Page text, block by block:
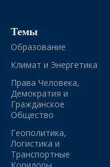
Темы
Образование
Климат и Энергетика
Права Человека,
Демократия и
Гражданское
Общество
Геополитика,
Логистика и
Транспортные
Коридоры